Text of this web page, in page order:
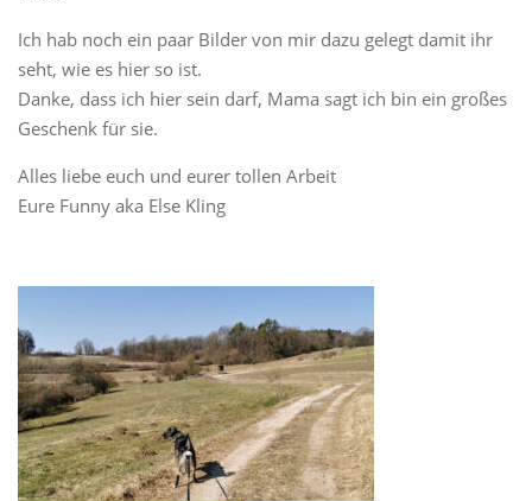
Ich hab noch ein paar Bilder von mir dazu gelegt damit ihr
seht, wie es hier so ist.
Danke, dass ich hier sein darf, Mama sagt ich bin ein großes
Geschenk für sie.
Alles liebe euch und eurer tollen Arbeit
Eure Funny aka Else Kling